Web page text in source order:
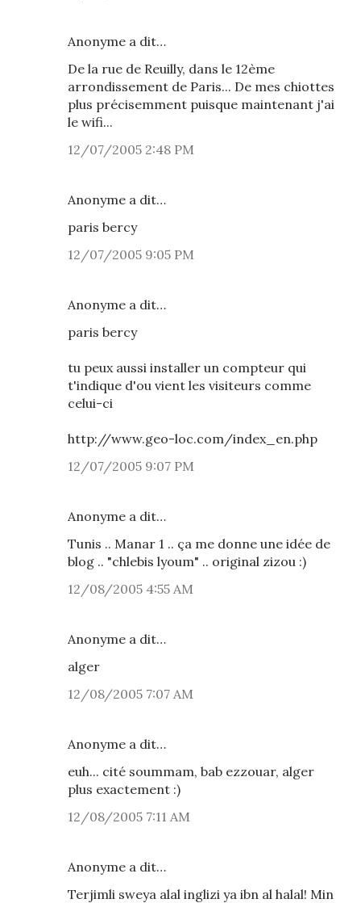
Anonyme a dit…
De la rue de Reuilly, dans le 12ème
arrondissement de Paris... De mes chiottes
plus précisemment puisque maintenant j'ai
le wifi...
12/07/2005 2:48 PM
Anonyme a dit…
paris bercy
12/07/2005 9:05 PM
Anonyme a dit…
paris bercy
tu peux aussi installer un compteur qui
t'indique d'ou vient les visiteurs comme
celui-ci
http://www.geo-loc.com/index_en.php
12/07/2005 9:07 PM
Anonyme a dit…
Tunis .. Manar 1 .. ça me donne une idée de
blog .. "chlebis lyoum" .. original zizou :)
12/08/2005 4:55 AM
Anonyme a dit…
alger
12/08/2005 7:07 AM
Anonyme a dit…
euh... cité soummam, bab ezzouar, alger
plus exactement :)
12/08/2005 7:11 AM
Anonyme a dit…
Terjimli sweya alal inglizi ya ibn al halal! Min